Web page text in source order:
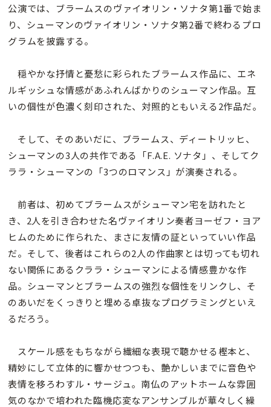
公演では、ブラームスのヴァイオリン・ソナタ第1番で始ま
り、シューマンのヴァイオリン・ソナタ第2番で終わるプロ
グラムを披露する。
穏やかな抒情と憂愁に彩られたブラームス作品に、エネ
ルギッシュな情感があふれんばかりのシューマン作品。互
いの個性が色濃く刻印された、対照的ともいえる2作品だ。
そして、そのあいだに、ブラームス、ディートリッヒ、
シューマンの3人の共作である「F.A.E. ソナタ」、そしてク
ララ・シューマンの「3つのロマンス」が演奏される。
前者は、初めてブラームスがシューマン宅を訪れたと
き、2人を引き合わせた名ヴァイオリン奏者ヨーゼフ・ヨア
ヒムのために作られた、まさに友情の証といっていい作品
だ。そして、後者はこれらの2人の作曲家とは切っても切れ
ない関係にあるクララ・シューマンによる情感豊かな作
品。シューマンとブラームスの強烈な個性をリンクし、そ
のあいだをくっきりと埋める卓抜なプログラミングといえ
るだろう。
スケール感をもちながら繊細な表現で聴かせる樫本と、
精妙にして立体的に響かせつつも、艶かしいまでに音色や
表情を移ろわすル・サージュ。南仏のアットホームな雰囲
気のなかで培われた臨機応変なアンサンブルが華々しく繰